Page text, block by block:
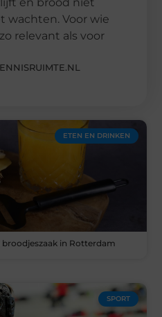
wachten. Voor wie
relevant als voor
ETEN EN DRINKEN
broodjeszaak in Rotterdam
SPORT